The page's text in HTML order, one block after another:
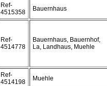
Ref-
4515358
Bauernhaus
Ref-
4514778
Bauernhaus, Bauernhof,
La, Landhaus, Muehle
Ref-
4514198
Muehle